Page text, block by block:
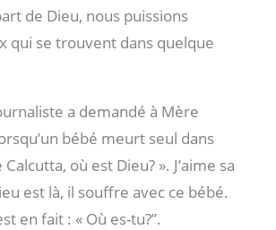
de Dieu, nous puissions
qui se trouvent dans quelque
a demandé à Mère
bébé meurt seul dans
où est Dieu? ». J’aime sa
est là, il souffre avec ce bébé.
en fait : « Où es-tu?”.